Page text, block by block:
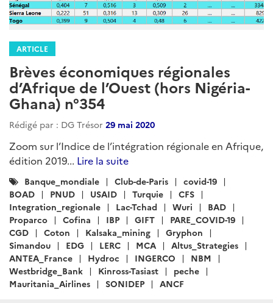
ARTICLE
Brèves économiques régionales
d’Afrique de l’Ouest (hors Nigéria-
Ghana) n°354
Rédigé par : DG Trésor 29 mai 2020
Zoom sur l’Indice de l’intégration régionale en Afrique,
édition 2019... Lire la suite
Catégories
:
Banque_mondiale Club-de-Paris
covid-19
BOAD
PNUD USAID Turquie
CFS
Integration_regionale
Lac-Tchad Wuri
BAD
Proparco
Cofina IBP GIFT
PARE_COVID-19
CGD
Coton Kalsaka_mining
Gryphon
Simandou
EDG LERC MCA
Altus_Strategies
ANTEA_France
Hydroc INGERCO
NBM
Westbridge_Bank
Kinross-Tasiast
peche
Mauritania_Airlines
SONIDEP ANCF